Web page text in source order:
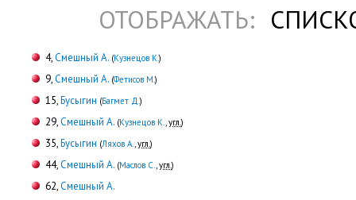
ОТОБРАЖАТЬ:
4,Смешный А. (Кузнецов К.)
9,Смешный А. (Фетисов М.)
15,Бусыгин (Багмет Д.)
29,Смешный А. (Кузнецов К.,угл.)
35,Бусыгин (Ляхов А.,угл.)
44,Смешный А. (Маслов С.,угл.)
62,Смешный А.